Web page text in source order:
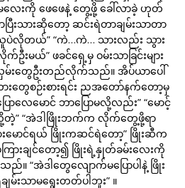
လေးကို ဖေဖေနဲ့ တွေ့ဖို့ ခေါ်လာခဲ့ ဟုတ်
ပြီးသားဆိုတော့ ဆင်းရဲတာချမ်းသာတာ
ပဲလိုတယ်” “ကဲ…ကဲ… သားလည်း သွား
းမယ်” ဖခင်ရှေ့မှ ဝမ်းသာခြင်းများ
ေမ်းတွေဦးတည်လိုက်သည်။ အိပ်ယာပေါ်
ကားတွေစဉ်းစားရင်း ညအတော်နက်တော့မှ
ြောလေမောင် ဘာပြောမလို့လည်း” “မောင့်
တဲ့” “အဲဒါဖြိုးဘက်က လိုက်တွေ့ဖို့ရာ
ားမောင်ရယ် ဖြိုးကဆင်ရဲတော့” ဖြိုးဆီက
းချင်တော့၍ ဖြိုးရဲ့နှုတ်ခမ်းလေးကို
“အဲဒါတွေလျောက်မပြောပါနဲ့ ဖြိုး
မ်းသာမရွေးတတ်ပါဘူး” ။